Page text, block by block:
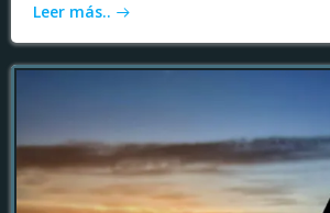
Leer más..